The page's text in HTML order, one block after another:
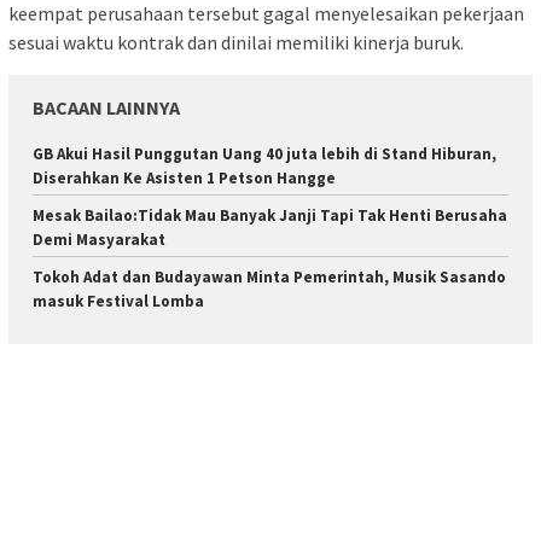
keempat perusahaan tersebut gagal menyelesaikan pekerjaan
sesuai waktu kontrak dan dinilai memiliki kinerja buruk.
BACAAN LAINNYA
GB Akui Hasil Punggutan Uang 40 juta lebih di Stand Hiburan,
Diserahkan Ke Asisten 1 Petson Hangge
Mesak Bailao:Tidak Mau Banyak Janji Tapi Tak Henti Berusaha
Demi Masyarakat
Tokoh Adat dan Budayawan Minta Pemerintah, Musik Sasando
masuk Festival Lomba